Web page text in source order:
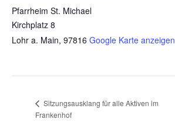
Pfarrheim St. Michael
Kirchplatz 8
Lohr a. Main, 97816 Google Karte anzeigen
Sitzungsausklang für alle Aktiven im
Frankenhof